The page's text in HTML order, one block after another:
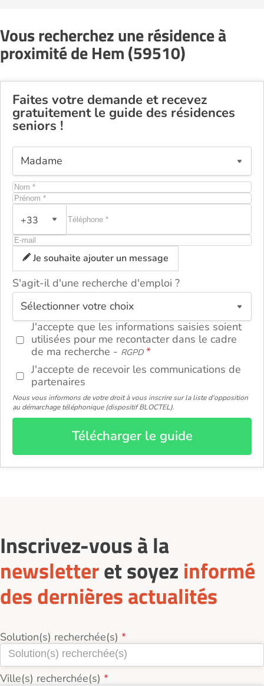
Vous recherchez une résidence à
proximité de Hem (59510)
Faites votre demande et recevez
gratuitement le guide des résidences
seniors !
+33
Je souhaite ajouter un message
S'agit-il d'une recherche d'emploi ?
J'accepte que les informations saisies soient
utilisées pour me recontacter dans le cadre
de ma recherche - RGPD
J'accepte de recevoir les communications de
partenaires
Nous vous informons de votre droit à vous inscrire sur la liste d'opposition
au démarchage téléphonique (dispositif BLOCTEL).
Télécharger le guide
ou
Inscrivez-vous à la
newsletteret soyez informé
des dernières actualités
Solution(s) recherchée(s)
Ville(s) recherchée(s)